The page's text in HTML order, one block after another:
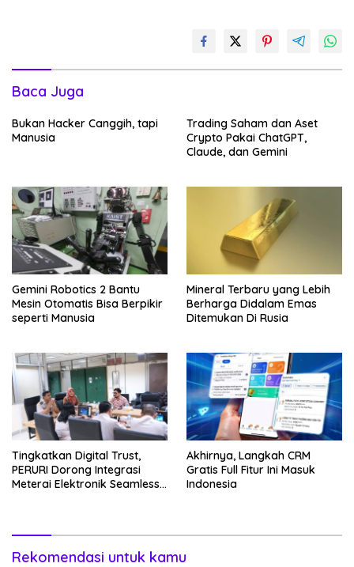
Baca Juga
Bukan Hacker Canggih, tapi
Manusia
Trading Saham dan Aset
Crypto Pakai ChatGPT,
Claude, dan Gemini
Gemini Robotics 2 Bantu
Mesin Otomatis Bisa Berpikir
seperti Manusia
Mineral Terbaru yang Lebih
Berharga Didalam Emas
Ditemukan Di Rusia
Tingkatkan Digital Trust,
PERURI Dorong Integrasi
Meterai Elektronik Seamless
Akhirnya, Langkah CRM
Gratis Full Fitur Ini Masuk
Indonesia
Rekomendasi untuk kamu